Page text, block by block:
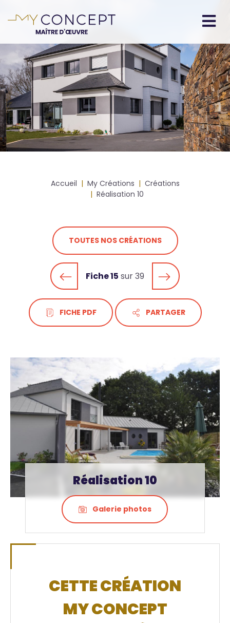
au
principal
principale
Fil
d'Ariane
Accueil My Créations
Créations
Réalisation 10
TOUTES NOS CRÉATIONS
Fiche 15 sur 39
FICHE PDF PARTAGER
Réalisation 10
Galerie photos
CETTE CRÉATION
MY CONCEPT